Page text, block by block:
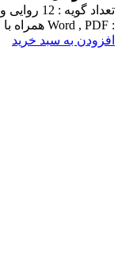
تعداد
: Word , PDF همراه با مقالات مرتبط
افزودن به سبد خرید